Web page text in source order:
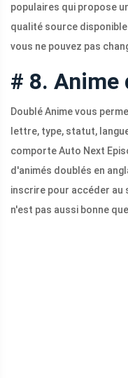
populaires qui propose
qualité source disponible
vous ne pouvez pas
# 8. Anime
Doublé Anime vous
lettre, type, statut,
comporte Auto Next
d'animés doublés en
inscrire pour accéder au
n'est pas aussi bonne